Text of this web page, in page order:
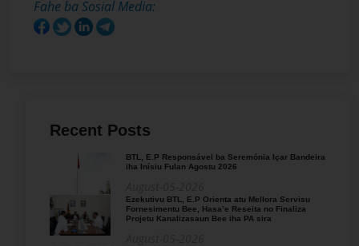
Fahe ba Sosial Media:
Recent Posts
BTL, E.P Responsável ba Seremónia Içar Bandeira
iha Inísiu Fulan Agostu 2026
Ezekutivu BTL, E.P Orienta atu Mellora Servisu
Fornesimentu Bee, Hasa’e Reseita no Finaliza
Projetu Kanalizasaun Bee iha PA sira